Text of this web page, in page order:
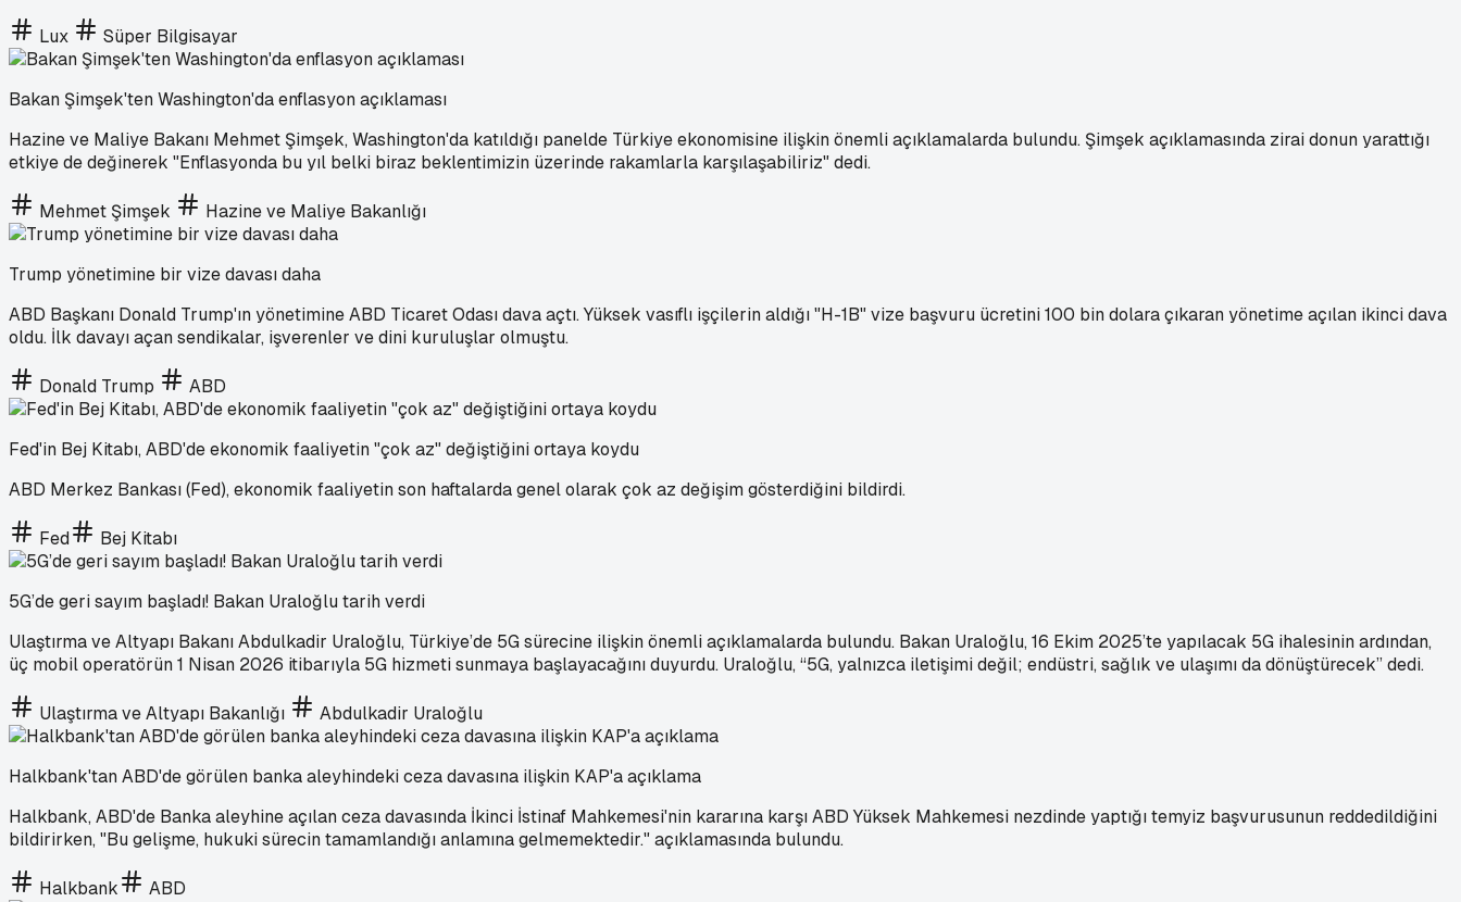
Lux Süper Bilgisayar
Bakan Şimşek'ten Washington'da enflasyon açıklaması
Hazine ve Maliye Bakanı Mehmet Şimşek, Washington'da katıldığı panelde Türkiye ekonomisine ilişkin önemli açıklamalarda bulundu. Şimşek açıklamasında zirai donun yarattığı
etkiye de değinerek "Enflasyonda bu yıl belki biraz beklentimizin üzerinde rakamlarla karşılaşabiliriz" dedi.
Mehmet Şimşek Hazine ve Maliye Bakanlığı
Trump yönetimine bir vize davası daha
ABD Başkanı Donald Trump'ın yönetimine ABD Ticaret Odası dava açtı. Yüksek vasıflı işçilerin aldığı "H-1B" vize başvuru ücretini 100 bin dolara çıkaran yönetime açılan ikinci dava
oldu. İlk davayı açan sendikalar, işverenler ve dini kuruluşlar olmuştu.
Donald Trump ABD
Fed'in Bej Kitabı, ABD'de ekonomik faaliyetin "çok az" değiştiğini ortaya koydu
ABD Merkez Bankası (Fed), ekonomik faaliyetin son haftalarda genel olarak çok az değişim gösterdiğini bildirdi.
Fed Bej Kitabı
5G’de geri sayım başladı! Bakan Uraloğlu tarih verdi
Ulaştırma ve Altyapı Bakanı Abdulkadir Uraloğlu, Türkiye’de 5G sürecine ilişkin önemli açıklamalarda bulundu. Bakan Uraloğlu, 16 Ekim 2025’te yapılacak 5G ihalesinin ardından,
üç mobil operatörün 1 Nisan 2026 itibarıyla 5G hizmeti sunmaya başlayacağını duyurdu. Uraloğlu, “5G, yalnızca iletişimi değil; endüstri, sağlık ve ulaşımı da dönüştürecek” dedi.
Ulaştırma ve Altyapı Bakanlığı Abdulkadir Uraloğlu
Halkbank'tan ABD'de görülen banka aleyhindeki ceza davasına ilişkin KAP'a açıklama
Halkbank, ABD'de Banka aleyhine açılan ceza davasında İkinci İstinaf Mahkemesi'nin kararına karşı ABD Yüksek Mahkemesi nezdinde yaptığı temyiz başvurusunun reddedildiğini
bildirirken, "Bu gelişme, hukuki sürecin tamamlandığı anlamına gelmemektedir." açıklamasında bulundu.
Halkbank ABD